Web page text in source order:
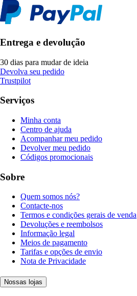
Entrega e devolução
30 dias para mudar de ideia
Devolva seu pedido
Trustpilot
Serviços
Minha conta
Centro de ajuda
Acompanhar meu pedido
Devolver meu pedido
Códigos promocionais
Sobre
Quem somos nós?
Contacte-nos
Termos e condições gerais de venda
Devoluções e reembolsos
Informação legal
Meios de pagamento
Tarifas e opções de envio
Nota de Privacidade
Nossas lojas